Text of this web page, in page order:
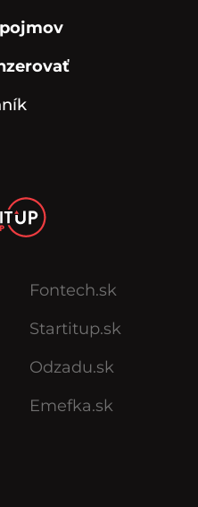
Fontech.sk
Startitup.sk
Odzadu.sk
Emefka.sk